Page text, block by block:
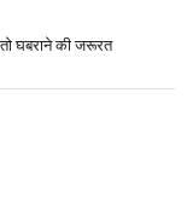
घबराने की जरूरत